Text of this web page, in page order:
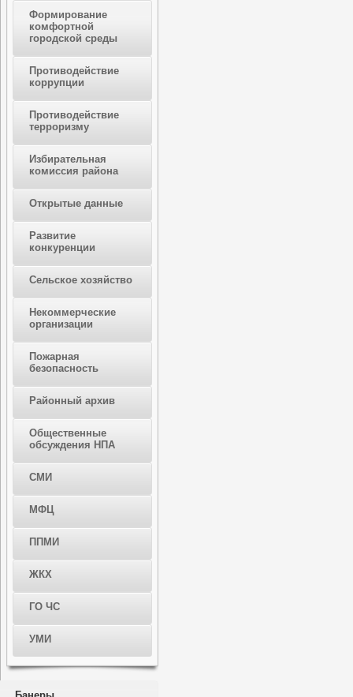
Формирование
комфортной
городской среды
Противодействие
коррупции
Противодействие
терроризму
Избирательная
комиссия района
Открытые данные
Развитие
конкуренции
Сельское хозяйство
Некоммерческие
организации
Пожарная
безопасность
Районный архив
Общественные
обсуждения НПА
СМИ
МФЦ
ППМИ
ЖКХ
ГО ЧС
УМИ